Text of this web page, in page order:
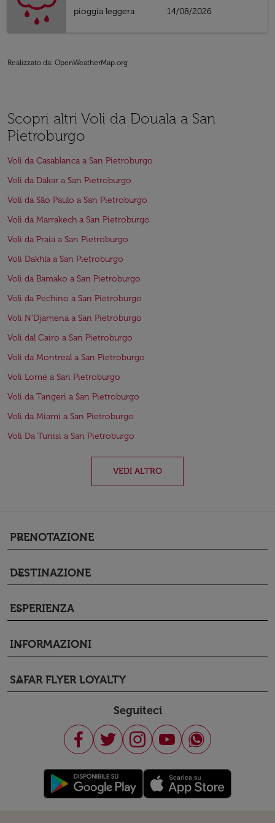
pioggia leggera
14/08/2026
Realizzato da: OpenWeatherMap.org
Scopri altri Voli da Douala a San
Pietroburgo
Voli da Casablanca a San Pietroburgo
Voli da Dakar a San Pietroburgo
Voli da São Paulo a San Pietroburgo
Voli da Marrakech a San Pietroburgo
Voli da Praia a San Pietroburgo
Voli Dakhla a San Pietroburgo
Voli da Bamako a San Pietroburgo
Voli da Pechino a San Pietroburgo
Voli N'Djamena a San Pietroburgo
Voli dal Cairo a San Pietroburgo
Voli da Montreal a San Pietroburgo
Voli Lomé a San Pietroburgo
Voli da Tangeri a San Pietroburgo
Voli da Miami a San Pietroburgo
Voli Da Tunisi a San Pietroburgo
VEDI ALTRO
PRENOTAZIONE
keyboard_arrow_down
DESTINAZIONE
keyboard_arrow_down
ESPERIENZA
keyboard_arrow_down
INFORMAZIONI
keyboard_arrow_down
SAFAR FLYER LOYALTY
keyboard_arrow_down
Seguiteci